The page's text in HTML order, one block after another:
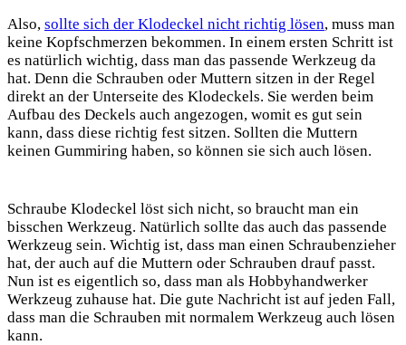
Also, sollte sich der Klodeckel nicht richtig lösen, muss man
keine Kopfschmerzen bekommen. In einem ersten Schritt ist
es natürlich wichtig, dass man das passende Werkzeug da
hat. Denn die Schrauben oder Muttern sitzen in der Regel
direkt an der Unterseite des Klodeckels. Sie werden beim
Aufbau des Deckels auch angezogen, womit es gut sein
kann, dass diese richtig fest sitzen. Sollten die Muttern
keinen Gummiring haben, so können sie sich auch lösen.
Schraube Klodeckel löst sich nicht, so braucht man ein
bisschen Werkzeug. Natürlich sollte das auch das passende
Werkzeug sein. Wichtig ist, dass man einen Schraubenzieher
hat, der auch auf die Muttern oder Schrauben drauf passt.
Nun ist es eigentlich so, dass man als Hobbyhandwerker
Werkzeug zuhause hat. Die gute Nachricht ist auf jeden Fall,
dass man die Schrauben mit normalem Werkzeug auch lösen
kann.